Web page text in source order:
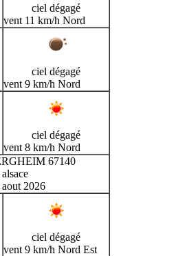
ciel dégagé
vent 11 km/h Nord
ciel dégagé
vent 9 km/h Nord
ciel dégagé
vent 8 km/h Nord
67140
2026
ciel dégagé
vent 9 km/h Nord Est